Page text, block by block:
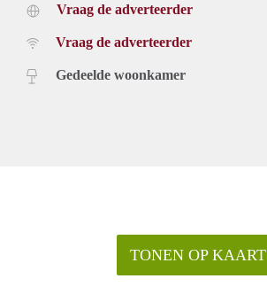
Vraag de adverteerder
Vraag de adverteerder
Gedeelde woonkamer
TONEN OP KAART